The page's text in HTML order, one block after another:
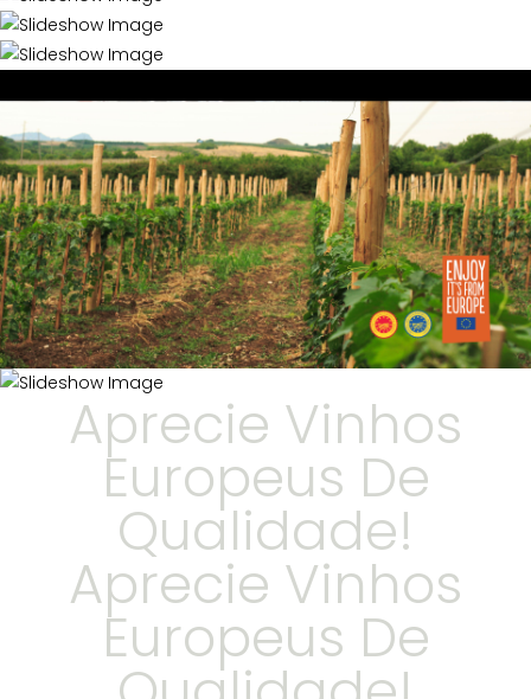
Aprecie Vinhos
Europeus De
Qualidade!
Aprecie Vinhos
Europeus De